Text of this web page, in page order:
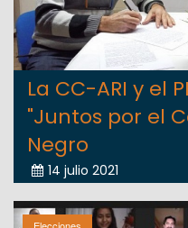
La CC-ARI y el
"Juntos por el
Negro
14 julio 2021